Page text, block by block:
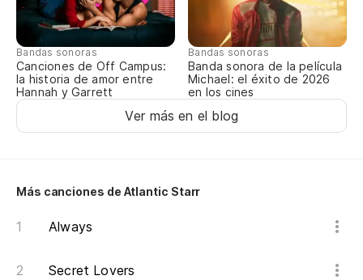
Bandas sonoras
Canciones de Off Campus:
la historia de amor entre
Hannah y Garrett
Bandas sonoras
Banda sonora de la película
Michael: el éxito de 2026
en los cines
Ver más en el blog
Más canciones de Atlantic Starr
Always
Secret Lovers